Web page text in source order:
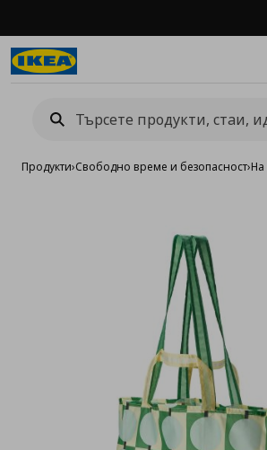
Продукти›Свободно време и безопасност›На